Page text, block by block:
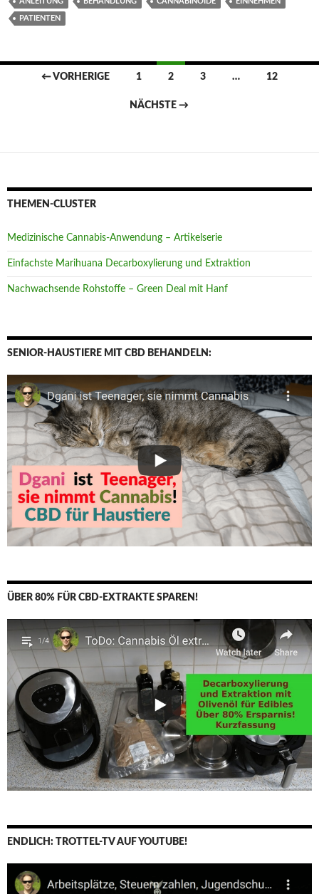
PATIENTEN
Beitragsnavigation
← VORHERIGE 1 2 3 … 12
NÄCHSTE →
THEMEN-CLUSTER
Medizinische Cannabis-Anwendung – Artikelserie
Einfachste Marihuana Decarboxylierung und Extraktion
Nachwachsende Rohstoffe – Green Deal mit Hanf
SENIOR-HAUSTIERE MIT CBD BEHANDELN:
ÜBER 80% FÜR CBD-EXTRAKTE SPAREN!
ENDLICH: TROTTEL-TV AUF YOUTUBE!